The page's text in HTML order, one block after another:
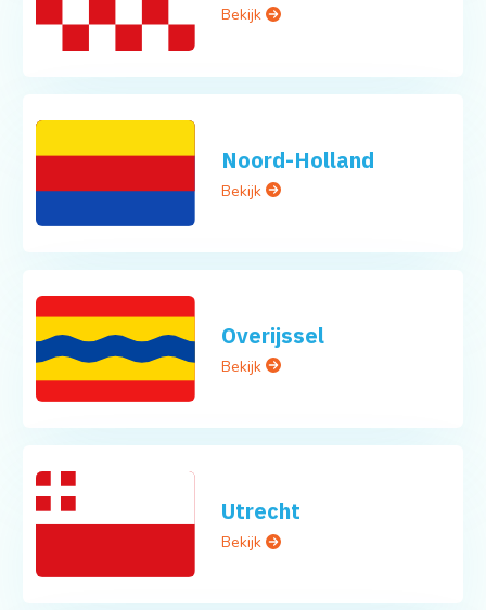
Bekijk
Noord-Holland
Bekijk
Overijssel
Bekijk
Utrecht
Bekijk